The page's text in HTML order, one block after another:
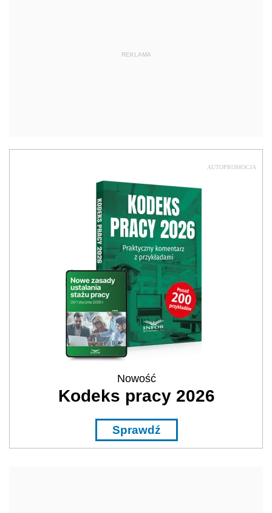
REKLAMA
AUTOPROMOCJA
Nowość
Kodeks pracy 2026
Sprawdź